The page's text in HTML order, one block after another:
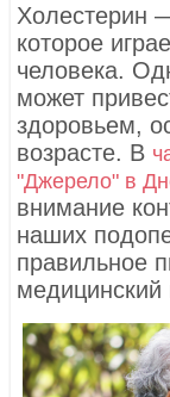
Холестерин
которое
человека.
может
здоровьем,
возрасте. В
"Джерело" в
внимание
наших
правильное
медицинский